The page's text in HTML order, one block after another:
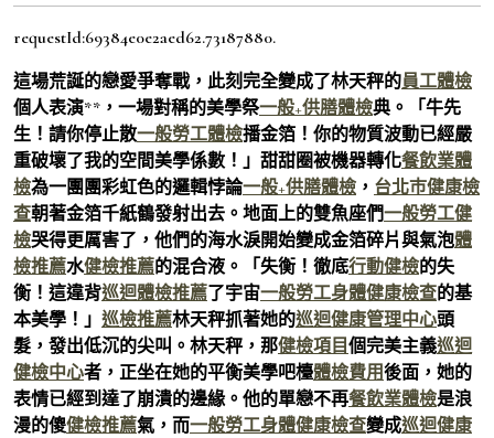
requestId:69384e0e2aed62.73187880.
這場荒誕的戀愛爭奪戰，此刻完全變成了林天秤的員工體檢
個人表演**，一場對稱的美學祭一般+供膳體檢典。「牛先
生！請你停止散一般勞工體檢播金箔！你的物質波動已經嚴
重破壞了我的空間美學係數！」甜甜圈被機器轉化餐飲業體
檢為一團團彩虹色的邏輯悖論一般+供膳體檢 ， 台北巿健康檢
查朝著金箔千紙鶴發射出去。地面上的雙魚座們一般勞工健
檢哭得更厲害了，他們的海水淚開始變成金箔碎片與氣泡體
檢推薦水健檢推薦的混合液。「失衡！徹底行動健檢的失
衡！這違背巡迴體檢推薦了宇宙一般勞工身體健康檢查的基
本美學！」 巡檢推薦林天秤抓著她的巡迴健康管理中心頭
髮，發出低沉的尖叫。林天秤，那健檢項目個完美主義巡迴
健檢中心者，正坐在她的平衡美學吧檯體檢費用後面，她的
表情已經到達了崩潰的邊緣。他的單戀不再餐飲業體檢是浪
漫的傻健檢推薦氣，而一般勞工身體健康檢查變成巡迴健康